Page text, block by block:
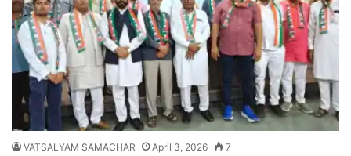
VATSALYAM SAMACHAR April 3, 2026 7